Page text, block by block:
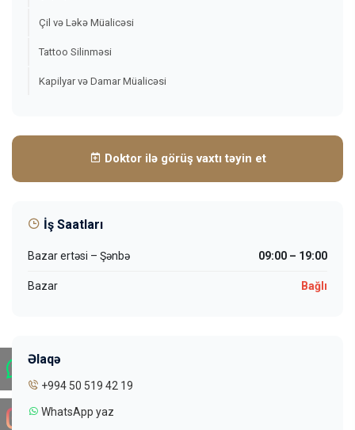
Çil və Ləkə Müalicəsi
Tattoo Silinməsi
Kapilyar və Damar Müalicəsi
Doktor ilə görüş vaxtı təyin et
İş Saatları
Bazar ertəsi – Şənbə 09:00 – 19:00
Bazar Bağlı
Əlaqə
+994 50 519 42 19
WhatsApp yaz